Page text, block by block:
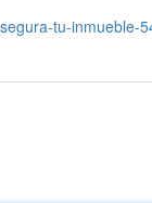
tu-inmueble-